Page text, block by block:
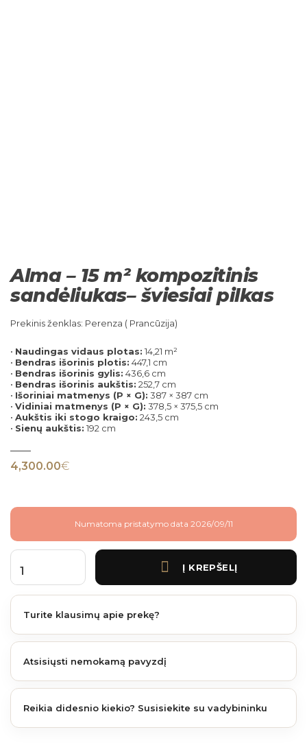
Alma – 15 m² kompozitinis
sandėliukas– šviesiai pilkas
Prekinis ženklas: Perenza ( Prancūzija)
• Naudingas vidaus plotas: 14,21 m²
• Bendras išorinis plotis: 447,1 cm
• Bendras išorinis gylis: 436,6 cm
• Bendras išorinis aukštis: 252,7 cm
• Išoriniai matmenys (P × G): 387 × 387 cm
• Vidiniai matmenys (P × G): 378,5 × 375,5 cm
• Aukštis iki stogo kraigo: 243,5 cm
• Sienų aukštis: 192 cm
4,300.00€
Numatoma pristatymo data 2026/09/11
produkto kiekis: Alma – 15 m² kompozitinis sandėliukas– šviesiai pilkas
Į KREPŠELĮ
Turite klausimų apie prekę?
Atsisiųsti nemokamą pavyzdį
Reikia didesnio kiekio? Susisiekite su vadybininku